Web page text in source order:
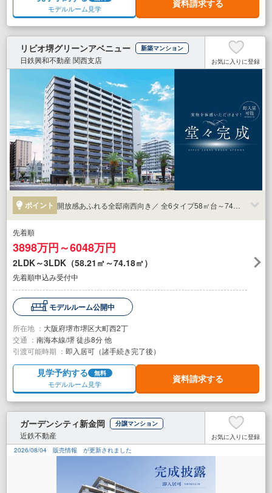
モデルルーム見学 資料請求する
リビオ堺グリーンアベニュー 新築マンション
日鉄興和不動産 関西支店 お気に入りに登録
ポイント 開放感あふれる全邸南西向き／ 全6タイプ58㎡台～74㎡台
先着順
3898万円～6048万円
2LDK～3LDK（58.21㎡～74.18㎡）
先着順申込み受付中
モデルルーム公開中
所在地 ： 大阪府堺市堺区大町西2丁
交通 ： 南海本線/堺 徒歩8分 他
引渡可能時期 ： 即入居可（諸手続き完了後）
見学予約する 無料
モデルルーム見学 資料請求する
ガーデンシティ新金岡 分譲マンション
近鉄不動産
お気に入りに登録
2026/08/04
販売情報 が更新されました